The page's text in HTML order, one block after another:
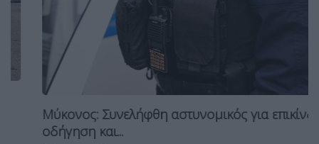
Μύκονος: Συνελήφθη αστυνομικός για επικίνδυνη
οδήγηση και...